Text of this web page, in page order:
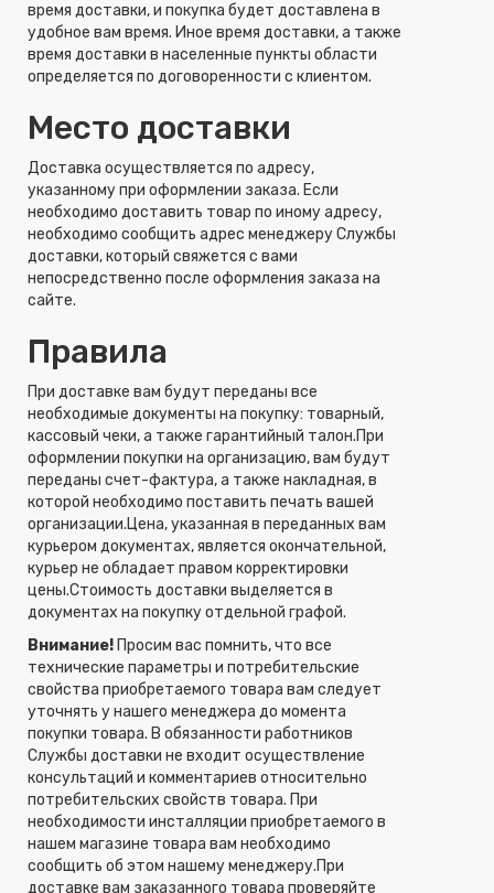
время доставки, и покупка будет доставлена в
удобное вам время. Иное время доставки, а также
время доставки в населенные пункты области
определяется по договоренности с клиентом.
Место доставки
Доставка осуществляется по адресу,
указанному при оформлении заказа. Если
необходимо доставить товар по иному адресу,
необходимо сообщить адрес менеджеру Службы
доставки, который свяжется с вами
непосредственно после оформления заказа на
сайте.
Правила
При доставке вам будут переданы все
необходимые документы на покупку: товарный,
кассовый чеки, а также гарантийный талон.При
оформлении покупки на организацию, вам будут
переданы счет-фактура, а также накладная, в
которой необходимо поставить печать вашей
организации.Цена, указанная в переданных вам
курьером документах, является окончательной,
курьер не обладает правом корректировки
цены.Стоимость доставки выделяется в
документах на покупку отдельной графой.
Внимание! Просим вас помнить, что все
технические параметры и потребительские
свойства приобретаемого товара вам следует
уточнять у нашего менеджера до момента
покупки товара. В обязанности работников
Службы доставки не входит осуществление
консультаций и комментариев относительно
потребительских свойств товара. При
необходимости инсталляции приобретаемого в
нашем магазине товара вам необходимо
сообщить об этом нашему менеджеру.При
доставке вам заказанного товара проверяйте